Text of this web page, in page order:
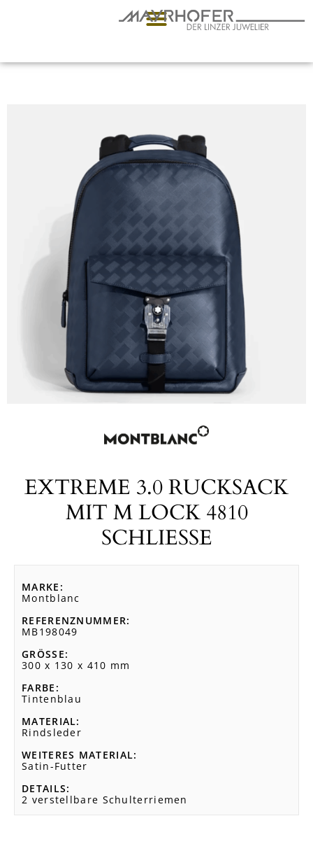
EXTREME 3.0 RUCKSACK
MIT M LOCK 4810
SCHLIESSE
MARKE
Montblanc
REFERENZNUMMER
MB198049
GRÖSSE
300 x 130 x 410 mm
FARBE
Tintenblau
MATERIAL
Rindsleder
WEITERES MATERIAL
Satin-Futter
DETAILS
2 verstellbare Schulterriemen